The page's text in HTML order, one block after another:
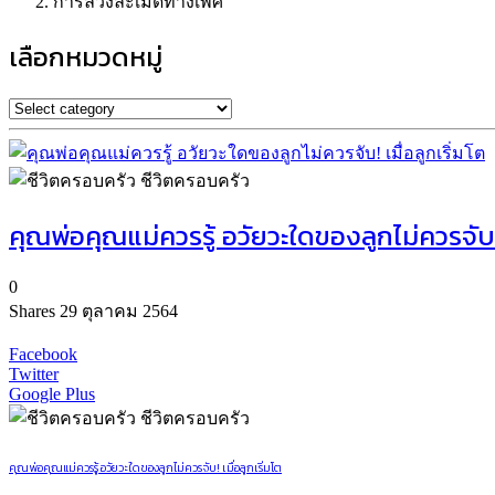
เลือกหมวดหมู่
ชีวิตครอบครัว
คุณพ่อคุณแม่ควรรู้ อวัยวะใดของลูกไม่ควรจับ
0
Shares 29 ตุลาคม 2564
Facebook
Twitter
Google Plus
ชีวิตครอบครัว
คุณพ่อคุณแม่ควรรู้ อวัยวะใดของลูกไม่ควรจับ! เมื่อลูกเริ่มโต